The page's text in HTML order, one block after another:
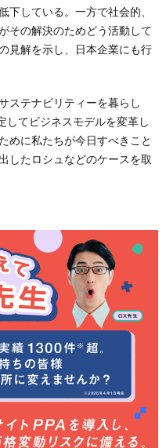
下している。一方で社会的、
その解決のためどう活動して
見解を示し、日本企業にも行
ステナビリティーを暮らし
してビジネスモデルを変革し
めに私たちが今日すべきこと
したロシュなどのケースを取